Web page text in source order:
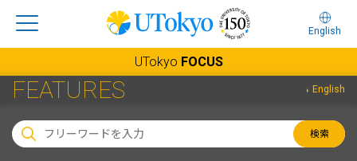
English
UTokyo FOCUS
FEATURES English
検索